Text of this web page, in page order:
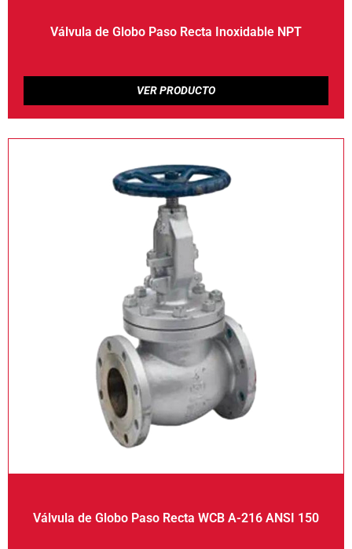
Válvula de Globo Paso Recta Inoxidable NPT
Válvula de Globo Paso Recta WCB A-216 ANSI 150